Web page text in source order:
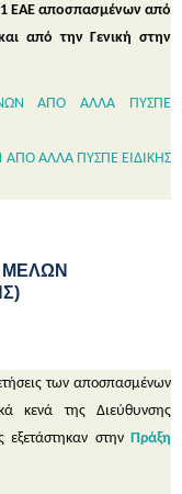
ΕΑΕαποσπασμένων από
από την Γενική στην
ΑΠΟ ΑΛΛΑ ΠΥΣΠΕ
ΑΛΛΑ ΠΥΣΠΕ ΕΙΔΙΚΗΣ
ΜΕΛΩΝ
των αποσπασμένων
κενά της Διεύθυνσης
στην Πράξη